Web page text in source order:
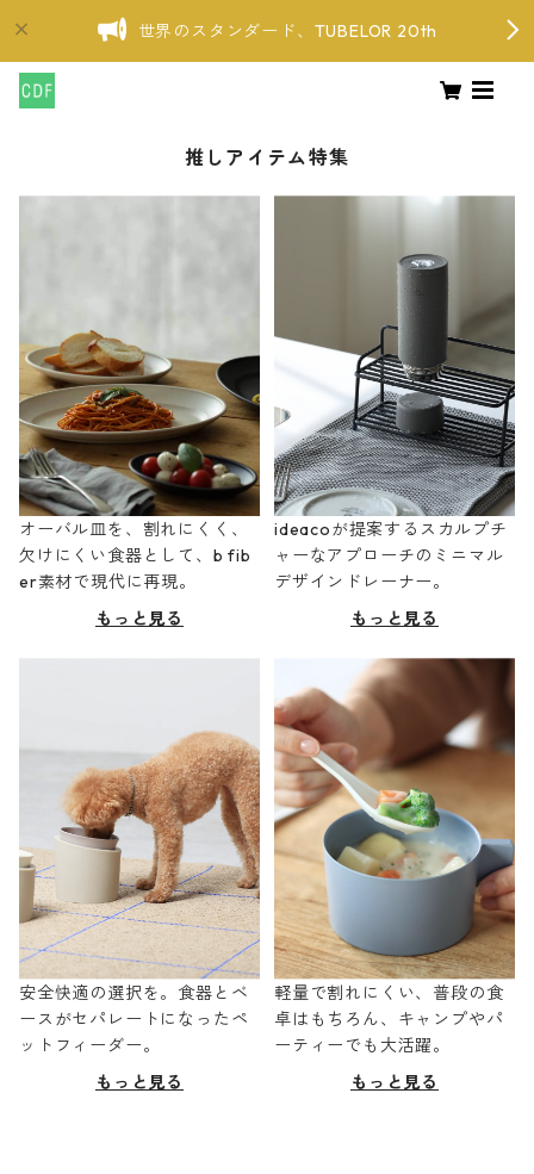
世界のスタンダード、TUBELOR 20th
推しアイテム特集
オーバル皿を、割れにくく、
欠けにくい食器として、b fib
er素材で現代に再現。
もっと見る
ideacoが提案するスカルプチ
ャーなアプローチのミニマル
デザインドレーナー。
もっと見る
安全快適の選択を。食器とベ
ースがセパレートになったペ
ットフィーダー。
もっと見る
軽量で割れにくい、普段の食
卓はもちろん、キャンプやパ
ーティーでも大活躍。
もっと見る